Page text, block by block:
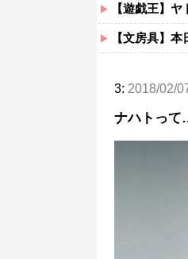
【遊戯王】
【文房具】
3: 2018/02/
ナハトっ